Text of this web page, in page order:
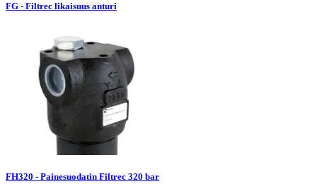
FG - Filtrec likaisuus anturi
FH320 - Painesuodatin Filtrec 320 bar